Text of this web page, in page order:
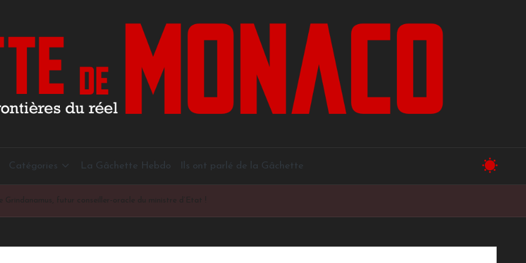
Catégories La Gâchette Hebdo Ils ont parlé de la Gâchette
futur conseiller-oracle du ministre d’Etat !